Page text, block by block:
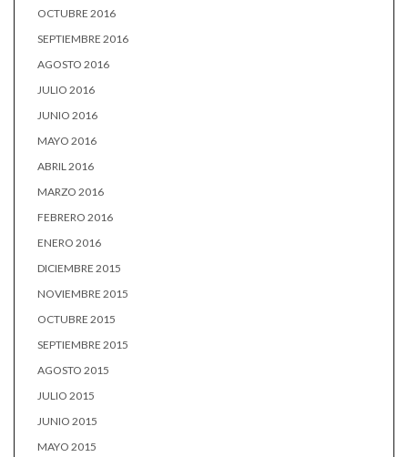
OCTUBRE 2016
SEPTIEMBRE 2016
AGOSTO 2016
JULIO 2016
JUNIO 2016
MAYO 2016
ABRIL 2016
MARZO 2016
FEBRERO 2016
ENERO 2016
DICIEMBRE 2015
NOVIEMBRE 2015
OCTUBRE 2015
SEPTIEMBRE 2015
AGOSTO 2015
JULIO 2015
JUNIO 2015
MAYO 2015